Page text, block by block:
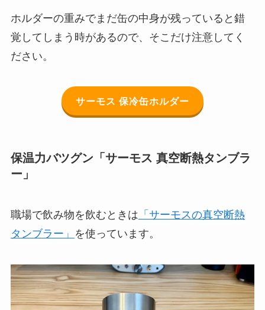
ホルダーの重みでまだ缶の中身が残っていると錯
覚してしまう時があるので、そこだけ注意してく
ださい。
サーモス 保冷缶ホルダー
保温力バツグン「サーモス 真空断熱タンブラ
ー」
職場で飲み物を飲むときは 「サーモスの真空断熱
タンブラー」 を使っています。